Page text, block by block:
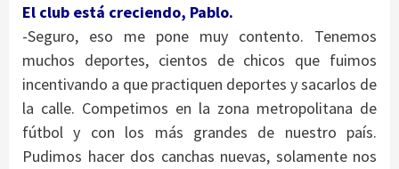
El club está creciendo, Pablo.
-Seguro, eso me pone muy contento. Tenemos
muchos deportes, cientos de chicos que fuimos
incentivando a que practiquen deportes y sacarlos de
la calle. Competimos en la zona metropolitana de
fútbol y con los más grandes de nuestro país.
Pudimos hacer dos canchas nuevas, solamente nos